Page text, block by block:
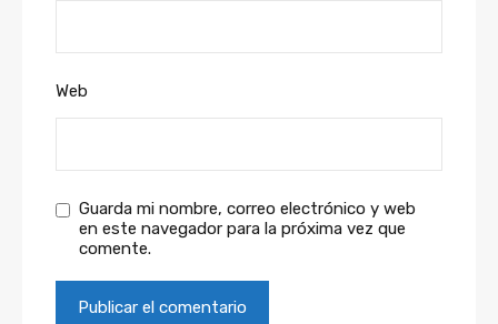
Web
Guarda mi nombre, correo electrónico y web
en este navegador para la próxima vez que
comente.